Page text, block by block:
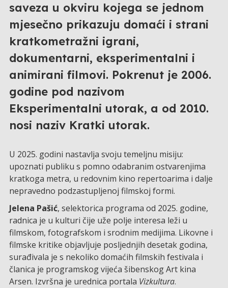
saveza u okviru kojega se jednom
mjesečno prikazuju domaći i strani
kratkometražni igrani,
dokumentarni, eksperimentalni i
animirani filmovi. Pokrenut je 2006.
godine pod nazivom
Eksperimentalni utorak, a od 2010.
nosi naziv Kratki utorak.
U 2025. godini nastavlja svoju temeljnu misiju:
upoznati publiku s pomno odabranim ostvarenjima
kratkoga metra, u redovnim kino repertoarima i dalje
nepravedno podzastupljenoj filmskoj formi.
Jelena Pašić, selektorica programa od 2025. godine,
radnica je u kulturi čije uže polje interesa leži u
filmskom, fotografskom i srodnim medijima. Likovne i
filmske kritike objavljuje posljednjih desetak godina,
surađivala je s nekoliko domaćih filmskih festivala i
članica je programskog vijeća šibenskog Art kina
Arsen. Izvršna je urednica portala Vizkultura.